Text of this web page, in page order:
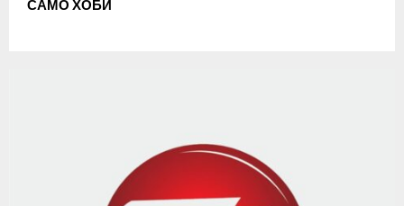
САМО ХОБИ